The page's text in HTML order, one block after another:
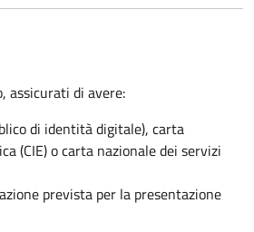
assicurati di avere:
di identità digitale), carta
(CIE) o carta nazionale dei servizi
prevista per la presentazione